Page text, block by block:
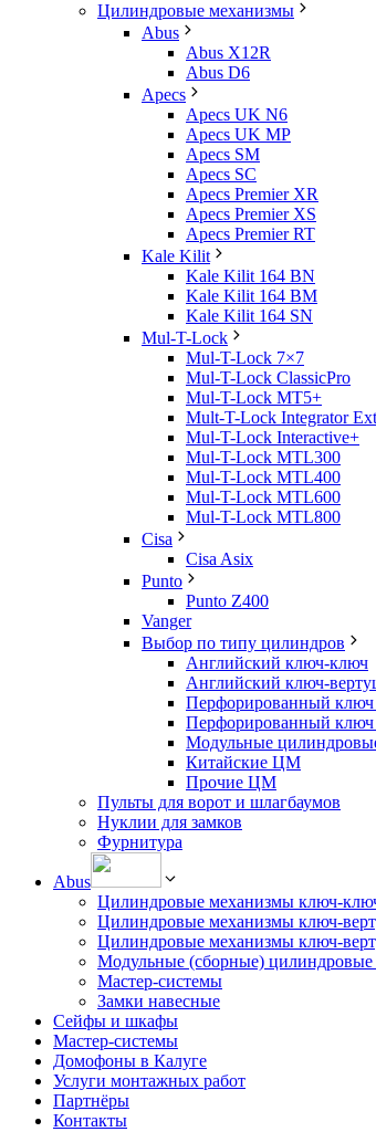
Цилиндровые механизмы
Abus
Abus X12R
Abus D6
Apecs
Apecs UK N6
Apecs UK MP
Apecs SM
Apecs SC
Apecs Premier XR
Apecs Premier XS
Apecs Premier RT
Kale Kilit
Kale Kilit 164 BN
Kale Kilit 164 BM
Kale Kilit 164 SN
Mul-T-Lock
Mul-T-Lock 7×7
Mul-T-Lock ClassicPro
Mul-T-Lock MT5+
Mult-T-Lock Integrator
Mul-T-Lock Interactive+
Mul-T-Lock MTL300
Mul-T-Lock MTL400
Mul-T-Lock MTL600
Mul-T-Lock MTL800
Cisa
Cisa Asix
Punto
Punto Z400
Vanger
Выбор по типу цилиндров
Английский ключ-ключ
Английский ключ-
Перфорированный
Перфорированный
Модульные
Китайские ЦМ
Прочие ЦМ
Пульты для ворот и шлагбаумов
Нуклии для замков
Фурнитура
Abus
Цилиндровые механизмы ключ-
Цилиндровые механизмы ключ-
Цилиндровые механизмы ключ-
Модульные (сборные)
Мастер-системы
Замки навесные
Сейфы и шкафы
Мастер-системы
Домофоны в Калуге
Услуги монтажных работ
Партнёры
Контакты